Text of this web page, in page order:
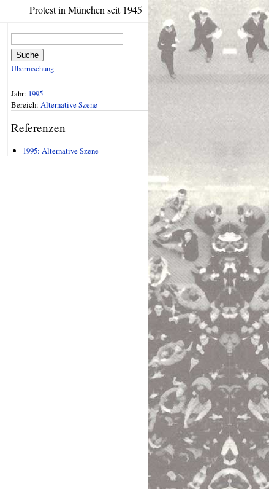
Protest in München seit 1945
Suche
Überraschung
Jahr: 1995
Bereich: Alternative Szene
Referenzen
1995: Alternative Szene